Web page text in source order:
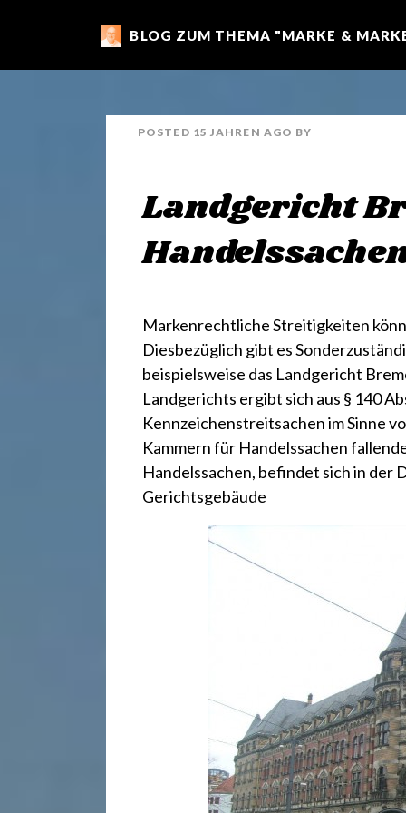
m
a
BLOG ZUM THEMA "MARKE &
POSTED 15 JAHREN AGO BY
Landgericht
Markenrechtliche Streitigkeiten
Diesbezüglich gibt es
beispielsweise das Landgericht
Landgerichts ergibt sich aus § 140
Kennzeichenstreitsachen im Sinne
Kammern für Handelssachen
Handelssachen, befindet sich in der
Gerichtsgebäude